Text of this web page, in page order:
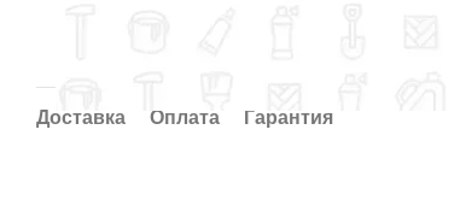
Доставка Оплата Гарантия